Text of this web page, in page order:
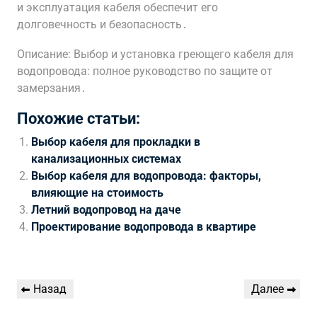
и эксплуатация кабеля обеспечит его
долговечность и безопасность․
Описание: Выбор и установка греющего кабеля для
водопровода: полное руководство по защите от
замерзания․
Похожие статьи:
Выбор кабеля для прокладки в
канализационных системах
Выбор кабеля для водопровода: факторы,
влияющие на стоимость
Летний водопровод на даче
Проектирование водопровода в квартире
Навигация
Предыдущая
Назад
Следующая
Далее